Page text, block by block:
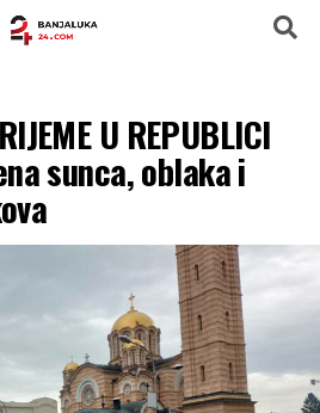
U REPUBLICI
sunca, oblaka i